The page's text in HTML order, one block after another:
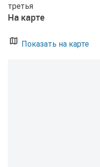
третья
На карте
Показать на карте